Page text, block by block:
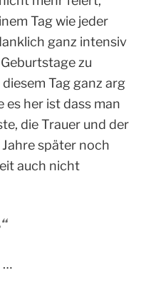
Tag wie jeder
ganz intensiv
zu
Tag ganz arg
es her ist dass man
die Trauer und der
später noch
auch nicht
…